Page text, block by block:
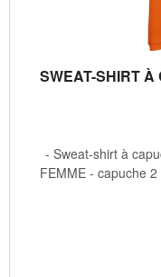
SWEAT-SHIRT À
- Sweat-shirt à
FEMME - capuche